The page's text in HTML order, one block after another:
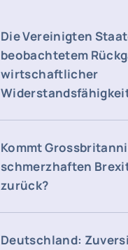
Die Vereinigten
beobachtetem
wirtschaftlicher
Kommt
schmerzhaften
zurück?
Deutschland: